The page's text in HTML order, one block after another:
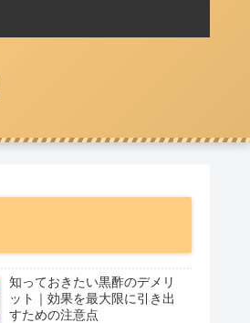
知っておきたい黒酢のデメリ
ット｜効果を最大限に引き出
すための注意点